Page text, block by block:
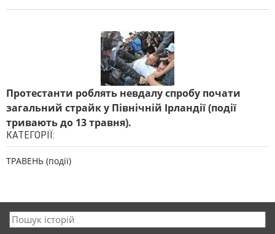
Протестанти роблять невдалу спробу почати
загальний страйк у Північній Ірландії (події
тривають до 13 травня).
КАТЕГОРІЇ:
ТРАВЕНЬ (події)